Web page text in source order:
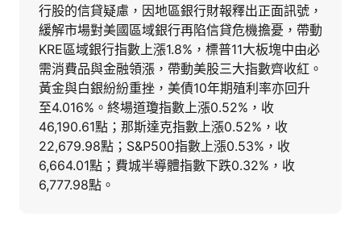
行股的信貸疑慮，因地區銀行財報釋出正面訊號，
緩解市場對美國區域銀行再陷信貸危機擔憂，帶動
KRE區域銀行指數上漲1.8%，標普11大板塊中由必
需消費品與金融領漲，帶動美股三大指數齊收紅。
黃金與白銀紛紛重挫，美債10年期殖利率亦回升
至4.016%。終場道瓊指數上漲0.52%，收
46,190.61點；那斯達克指數上漲0.52%，收
22,679.98點；S&P500指數上漲0.53%，收
6,664.01點；費城半導體指數下跌0.32%，收
6,777.98點。